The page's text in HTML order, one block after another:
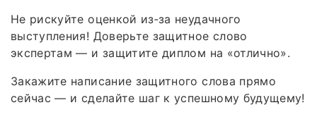
Не рискуйте оценкой из‑за неудачного
выступления! Доверьте защитное слово
экспертам — и защитите диплом на «отлично».
Закажите написание защитного слова прямо
сейчас — и сделайте шаг к успешному будущему!